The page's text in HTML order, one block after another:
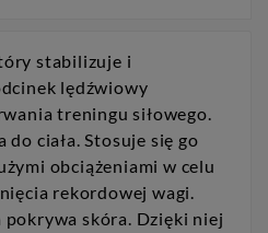
stabilizuje i
lędźwiowy
treningu siłowego.
ciała. Stosuje się go
obciążeniami w celu
rekordowej wagi.
pokrywa skóra. Dzięki niej